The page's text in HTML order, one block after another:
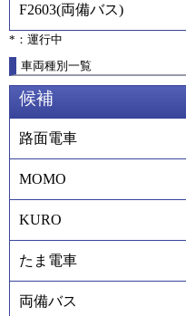
F2603(両備バス)
*：運行中
車両種別一覧
候補
路面電車
MOMO
KURO
たま電車
両備バス